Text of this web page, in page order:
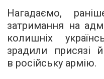
Нагадаємо,
затримання на
колишніх
зрадили присязі
в російську армію.